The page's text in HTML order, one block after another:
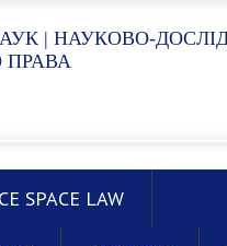
| НАУКОВО-
ПРАВА
SPACE LAW